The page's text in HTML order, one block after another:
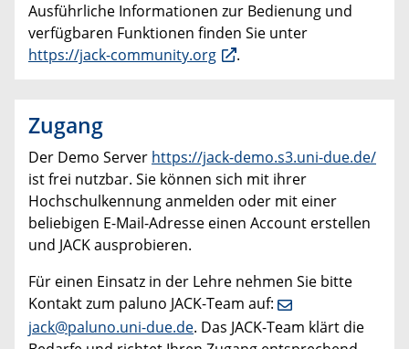
Ausführliche Informationen zur Bedienung und
verfügbaren Funktionen finden Sie unter
https://jack-community.org
.
Zugang
Der Demo Server https://jack-demo.s3.uni-due.de/
ist frei nutzbar. Sie können sich mit ihrer
Hochschulkennung anmelden oder mit einer
beliebigen E-Mail-Adresse einen Account erstellen
und JACK ausprobieren.
Für einen Einsatz in der Lehre nehmen Sie bitte
Kontakt zum paluno JACK-Team auf:
jack@paluno.uni-due.de. Das JACK-Team klärt die